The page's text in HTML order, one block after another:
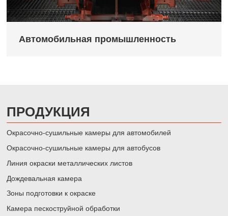
Автомобильная промышленность
ПРОДУКЦИЯ
Окрасочно-сушильные камеры для автомобилей
Окрасочно-сушильные камеры для автобусов
Линия окраски металлических листов
Дождевальная камера
Зоны подготовки к окраске
Камера пескоструйной обработки